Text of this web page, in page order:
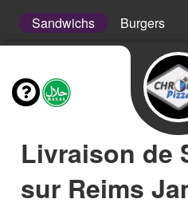
Sandwichs Burgers
Livraison de
sur Reims